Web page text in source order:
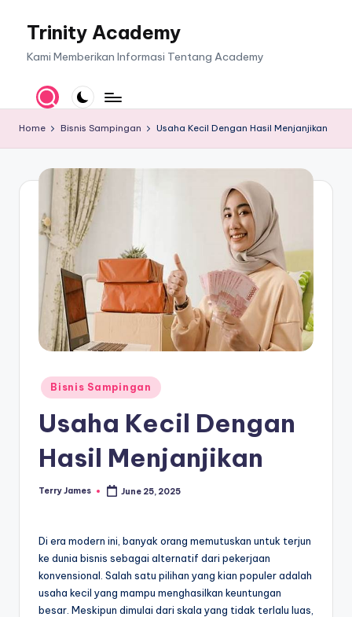
Trinity Academy
Kami Memberikan Informasi Tentang Academy
Home Bisnis Sampingan Usaha Kecil Dengan Hasil Menjanjikan
Posted
in
Bisnis Sampingan
Usaha Kecil Dengan
Hasil Menjanjikan
Posted
Terry James June 25, 2025
Di era modern ini, banyak orang memutuskan untuk terjun
ke dunia bisnis sebagai alternatif dari pekerjaan
konvensional. Salah satu pilihan yang kian populer adalah
usaha kecil yang mampu menghasilkan keuntungan
besar. Meskipun dimulai dari skala yang tidak terlalu luas,